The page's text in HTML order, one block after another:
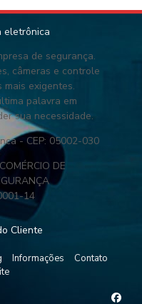
de segurança.
câmeras e controle
mais exigentes.
palavra em
sua necessidade.
- CEP: 05002-030
DE
14
Cliente
Informações
Contato